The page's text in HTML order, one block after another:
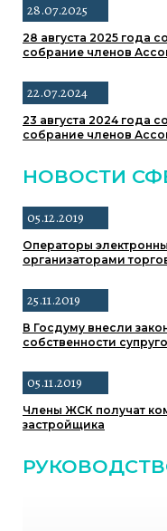
28.07.2025
28 августа 2025 года
собрание членов
22.07.2024
23 августа 2024 года
собрание членов
НОВОСТИ
05.12.2019
Операторы
организаторами
25.11.2019
В Госдуму внесли
собственности
05.11.2019
Члены ЖСК получат
застройщика